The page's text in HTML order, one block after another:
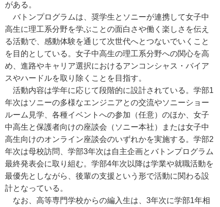
がある。
バトンプログラムは、奨学生とソニーが連携して女子中
高生に理工系分野を学ぶことの面白さや働く楽しさを伝え
る活動で、感動体験を通じて次世代へとつないでいくこと
を目的としている。女子中高生の理工系分野への関心を高
め、進路やキャリア選択におけるアンコンシャス・バイア
スやハードルを取り除くことを目指す。
活動内容は学年に応じて段階的に設計されている。学部1
年次はソニーの多様なエンジニアとの交流やソニーショー
ルーム見学、各種イベントへの参加（任意）のほか、女子
中高生と保護者向けの座談会（ソニー本社）または女子中
高生向けのオンライン座談会のいずれかを実施する。学部2
年次は母校訪問、学部3年次は自主企画とバトンプログラム
最終発表会に取り組む。学部4年次以降は学業や就職活動を
最優先としながら、後輩の支援という形で活動に関わる設
計となっている。
なお、高等専門学校からの編入生は、3年次に学部1年相